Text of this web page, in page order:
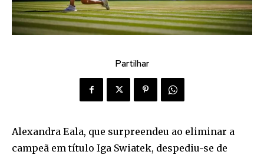
Partilhar
Alexandra Eala, que surpreendeu ao eliminar a
campeã em título Iga Swiatek, despediu-se de